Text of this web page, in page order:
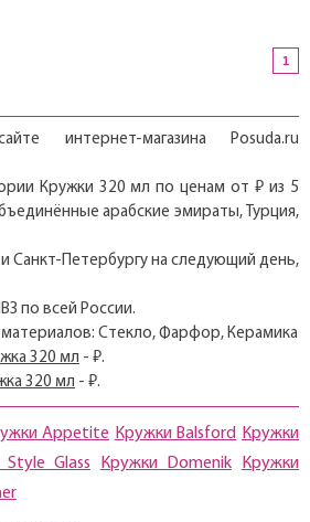
1
интернет-магазина Posuda.ru
Кружки 320 мл по ценам от ₽ из 5
арабские эмираты, Турция,
Санкт-Петербургу на следующий день,
по всей России.
материалов: Стекло, Фарфор, Керамика
320 мл - ₽.
320 мл - ₽.
Appetite Кружки Balsford Кружки
Glass Кружки Domenik
Кружки